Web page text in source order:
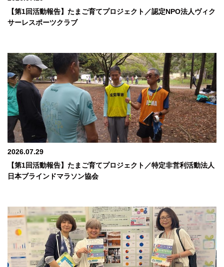
【第1回活動報告】たまご育てプロジェクト／認定NPO法人ヴィク
サーレスポーツクラブ
2026.07.29
【第1回活動報告】たまご育てプロジェクト／特定非営利活動法人
日本ブラインドマラソン協会